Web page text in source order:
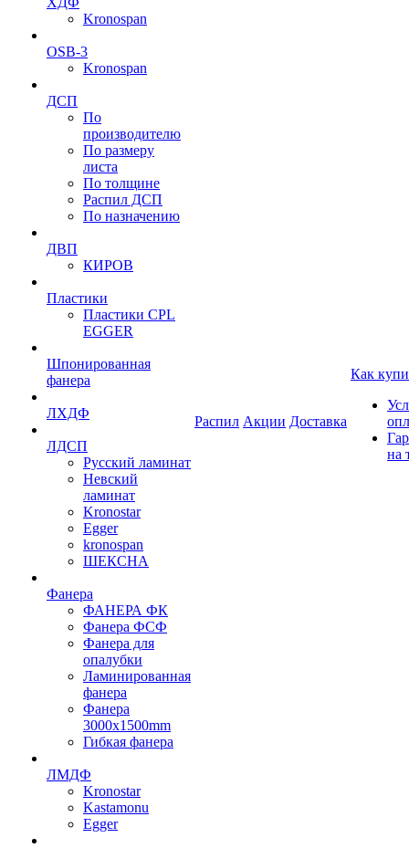
Kronospan
OSB-3
Kronospan
ДСП
По
производителю
По размеру
листа
По толщине
Распил ДСП
По назначению
ДВП
КИРОВ
Пластики
Пластики CPL
EGGER
Шпонированная
фанера
ЛХДФ
ЛДСП
Русский ламинат
Невский
ламинат
Kronostar
Egger
kronospan
ШЕКСНА
Фанера
ФАНЕРА ФК
Фанера ФСФ
Фанера для
опалубки
Ламинированная
фанера
Фанера
3000х1500mm
Гибкая фанера
ЛМДФ
Kronostar
Kastamonu
Egger
Распил Акции Доставка
Как
на